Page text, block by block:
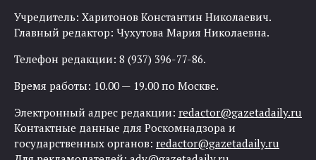
Учредитель: Харитонов Константин Николаевич.
Главный редактор: Чухутова Мария Николаевна.
Телефон редакции: 8 (937) 396-77-86.
Время работы: 10.00 — 19.00 по Москве.
Электронный адрес редакции: redactor@gazetadaily.ru
Контактные данные для Роскомнадзора и
государственных органов: redactor@gazetadaily.ru